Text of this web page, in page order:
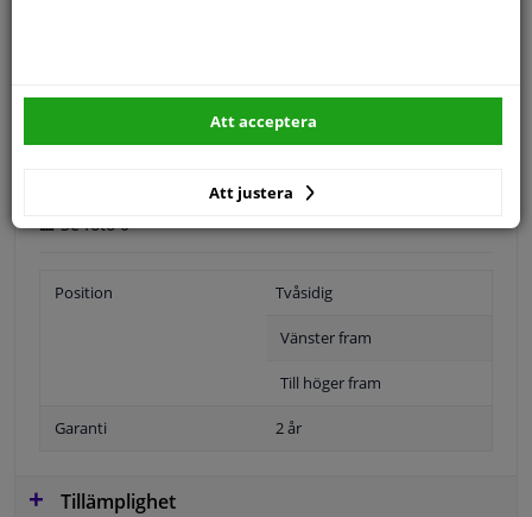
Specifikationer
🔺 Se foto 0
Position Tvåsidig
Vänster fram
Till höger fram
Garanti 2 år
Tillämplighet
Att justera
Att acceptera